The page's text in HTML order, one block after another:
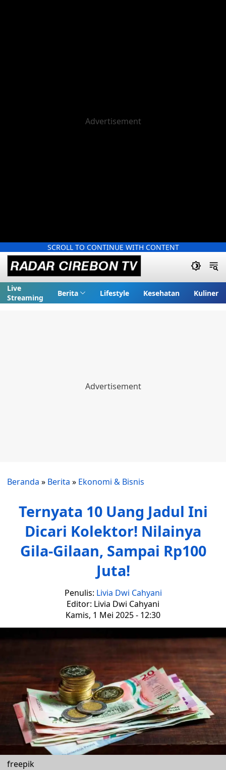
SCROLL TO CONTINUE WITH CONTENT
Live
Streaming
Berita Lifestyle Kesehatan Kuliner
Beranda » Berita » Ekonomi & Bisnis
Ternyata 10 Uang Jadul Ini
Dicari Kolektor! Nilainya
Gila-Gilaan, Sampai Rp100
Juta!
Penulis: Livia Dwi Cahyani
Editor: Livia Dwi Cahyani
Kamis, 1 Mei 2025 - 12:30
freepik